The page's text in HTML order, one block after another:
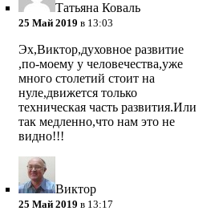
Татьяна Коваль
25 Май 2019 в 13:03
Эх,Виктор,духовное развитие
,по-моему у человечества,уже
много столетий стоит на
нуле,движется только
техническая часть развития.Или
так медленно,что нам это не
видно!!!
Виктор
25 Май 2019 в 13:17